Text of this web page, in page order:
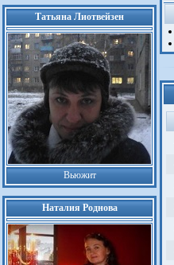
Татьяна Лиотвейзен
Вьюжит
Наталия Роднова